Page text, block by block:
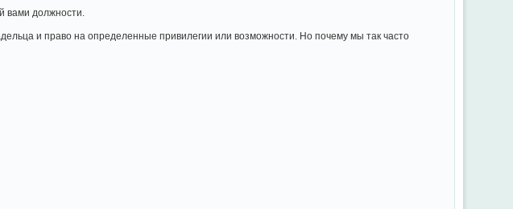
вами должности.
и право на определенные привилегии или возможности. Но почему мы так часто